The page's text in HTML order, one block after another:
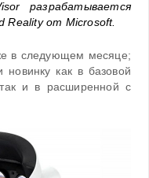
разрабатывается
Reality от Microsoft.
в следующем месяце;
как в базовой
и в расширенной с